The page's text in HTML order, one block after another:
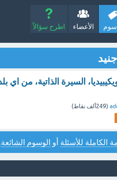
الأعضاء اطرح سؤالاً
السيرة الذاتية، من اي
(249ألف نقاط)
الكاملة للأسئلة أو الوسوم الشائعة